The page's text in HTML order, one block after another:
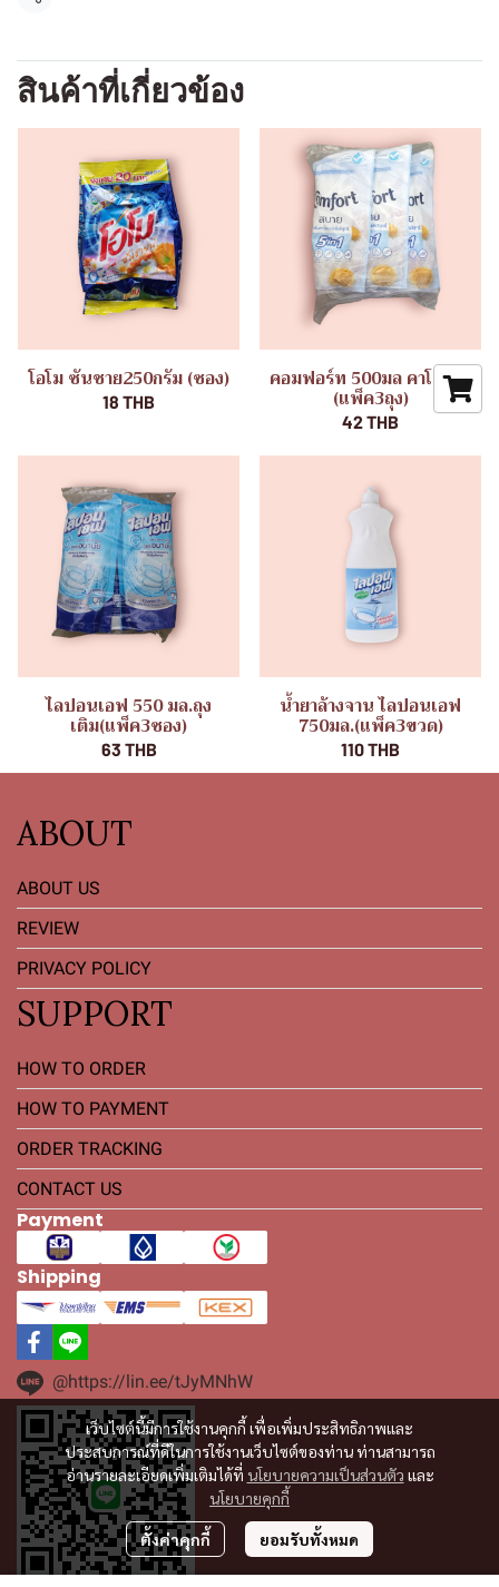
แชร์
สินค้าที่เกี่ยวข้อง
โอโม ซันชาย250กรัม (ซอง)
18 THB
คอมฟอร์ท 500มล คาโมมาย
(แพ็ค3ถุง)
42 THB
ไลปอนเอฟ 550 มล.ถุง
เติม(แพ็ค3ซอง)
63 THB
น้ำยาล้างจาน ไลปอนเอฟ
750มล.(แพ็ค3ขวด)
110 THB
เว็บไซต์นี้มีการใช้งานคุกกี้ เพื่อเพิ่มประสิทธิภาพและ
ประสบการณ์ที่ดีในการใช้งานเว็บไซต์ของท่าน ท่านสามารถ
อ่านรายละเอียดเพิ่มเติมได้ที่ นโยบายความเป็นส่วนตัว และ
นโยบายคุกกี้
ตั้งค่าคุกกี้ ยอมรับทั้งหมด
ABOUT
ABOUT US
REVIEW
PRIVACY POLICY
SUPPORT
HOW TO ORDER
HOW TO PAYMENT
ORDER TRACKING
CONTACT US
Payment
Shipping
@https://lin.ee/tJyMNhW